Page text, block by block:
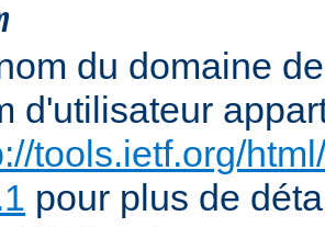
du domaine
d'utilisateur
tools.ietf.org/
pour plus de